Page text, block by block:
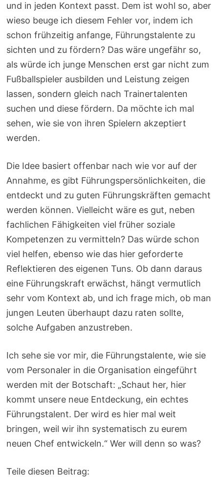
und in jeden Kontext passt. Dem ist wohl so, aber
wieso beuge ich diesem Fehler vor, indem ich
schon frühzeitig anfange, Führungstalente zu
sichten und zu fördern? Das wäre ungefähr so,
als würde ich junge Menschen erst gar nicht zum
Fußballspieler ausbilden und Leistung zeigen
lassen, sondern gleich nach Trainertalenten
suchen und diese fördern. Da möchte ich mal
sehen, wie sie von ihren Spielern akzeptiert
werden.
Die Idee basiert offenbar nach wie vor auf der
Annahme, es gibt Führungspersönlichkeiten, die
entdeckt und zu guten Führungskräften gemacht
werden können. Vielleicht wäre es gut, neben
fachlichen Fähigkeiten viel früher soziale
Kompetenzen zu vermitteln? Das würde schon
viel helfen, ebenso wie das hier geforderte
Reflektieren des eigenen Tuns. Ob dann daraus
eine Führungskraft erwächst, hängt vermutlich
sehr vom Kontext ab, und ich frage mich, ob man
jungen Leuten überhaupt dazu raten sollte,
solche Aufgaben anzustreben.
Ich sehe sie vor mir, die Führungstalente, wie sie
vom Personaler in die Organisation eingeführt
werden mit der Botschaft: „Schaut her, hier
kommt unsere neue Entdeckung, ein echtes
Führungstalent. Der wird es hier mal weit
bringen, weil wir ihn systematisch zu eurem
neuen Chef entwickeln.“ Wer will denn so was?
Teile diesen Beitrag: